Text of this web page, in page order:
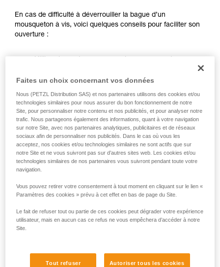
avec un professionnel votre capacité à refaire
la manipulation, seul, en toute sécurité, avant
de la reproduire en autonomie.
En cas de difficulté à déverrouiller la bague d’un
mousqueton à vis, voici quelques conseils pour faciliter son
ouverture :
autour de la bague du mousqueton pour augmenter le
bras de levier sur la bague.
Faites un choix concernant vos données
Nous (PETZL Distribution SAS) et nos partenaires utilisons des cookies et/ou
technologies similaires pour nous assurer du bon fonctionnement de notre
Site, pour personnaliser notre contenu et nos publicités, et pour analyser notre
trafic. Nous partageons également des informations, quant à votre navigation
sur notre Site, avec nos partenaires analytiques, publicitaires et de réseaux
sociaux afin de personnaliser nos publicités. Dans le cas où vous les
acceptez, nos cookies et/ou technologies similaires ne sont actifs que sur
notre Site et ne vous suivront pas sur d’autres sites web. Les cookies et/ou
technologies similaires de nos partenaires vous suivront pendant toute votre
navigation.
Vous pouvez retirer votre consentement à tout moment en cliquant sur le lien «
Paramètres des cookies » prévu à cet effet en bas de page du Site.
Le fait de refuser tout ou partie de ces cookies peut dégrader votre expérience
utilisateur, mais en aucun cas ce refus ne vous empêchera d’accéder à notre
Site.
Tout refuser Autoriser tous les cookies